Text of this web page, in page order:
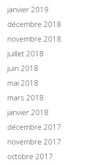
janvier 2019
décembre 2018
novembre 2018
juillet 2018
juin 2018
mai 2018
mars 2018
janvier 2018
décembre 2017
novembre 2017
octobre 2017